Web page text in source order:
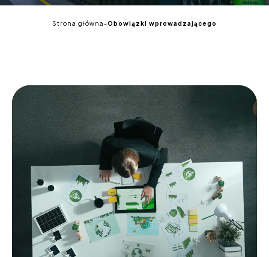
Strona główna-Obowiązki wprowadzającego